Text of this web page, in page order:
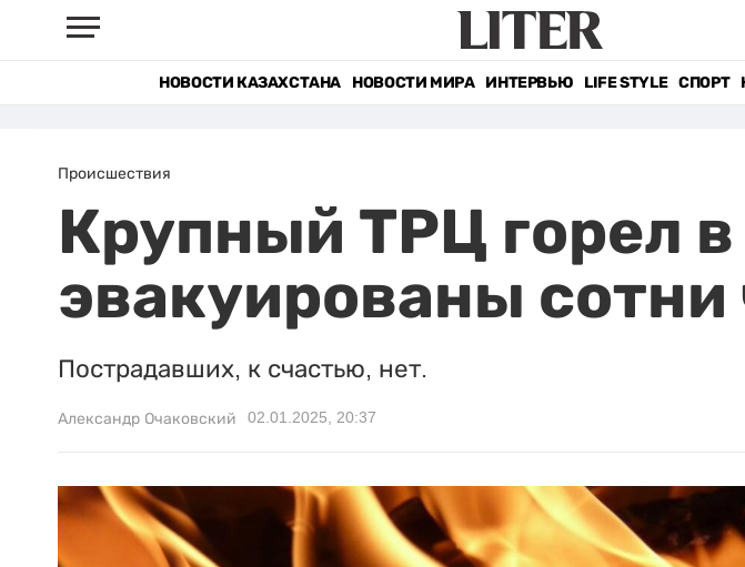
НОВОСТИ КАЗАХСТАНА НОВОСТИ МИРА ИНТЕРВЬЮ LIFE STYLE СПОРТ
Происшествия
Крупный ТРЦ горел
эвакуированы сотни
Пострадавших, к счастью, нет.
Александр Очаковский 02.01.2025, 20:37